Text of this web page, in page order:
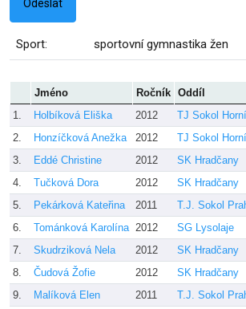
Sport: sportovní gymnastika žen
Jméno Ročník Oddíl
1.
Holbíková Eliška 2012 TJ Sokol
2.
Honzíčková Anežka 2012 TJ Sokol
3.
Eddé Christine 2012 SK Hradčany
4.
Tučková Dora 2012 SK Hradčany
5.
Pekárková Kateřina 2011 T.J. Sokol
6.
Tománková Karolína 2012 SG Lysolaje
7.
Skudrziková Nela 2012 SK Hradčany
8.
Čudová Žofie 2012 SK Hradčany
9.
Malíková Elen 2011 T.J. Sokol